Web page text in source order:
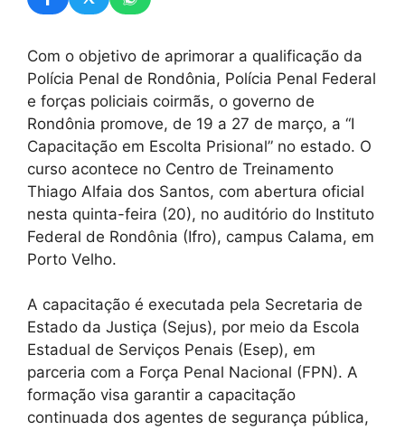
Com o objetivo de aprimorar a qualificação da
Polícia Penal de Rondônia, Polícia Penal Federal
e forças policiais coirmãs, o governo de
Rondônia promove, de 19 a 27 de março, a “I
Capacitação em Escolta Prisional” no estado. O
curso acontece no Centro de Treinamento
Thiago Alfaia dos Santos, com abertura oficial
nesta quinta-feira (20), no auditório do Instituto
Federal de Rondônia (Ifro), campus Calama, em
Porto Velho.
A capacitação é executada pela Secretaria de
Estado da Justiça (Sejus), por meio da Escola
Estadual de Serviços Penais (Esep), em
parceria com a Força Penal Nacional (FPN). A
formação visa garantir a capacitação
continuada dos agentes de segurança pública,